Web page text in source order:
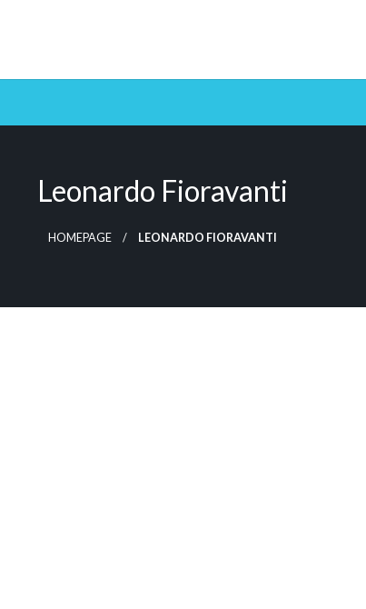
Leonardo Fioravanti
HOMEPAGE LEONARDO FIORAVANTI